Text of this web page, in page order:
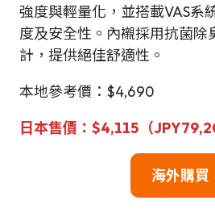
強度與輕量化，並搭載VAS系
度及安全性。內襯採用抗菌除
計，提供絕佳舒適性。
本地參考價：$4,690
日本售價：$4,115（
海外購買